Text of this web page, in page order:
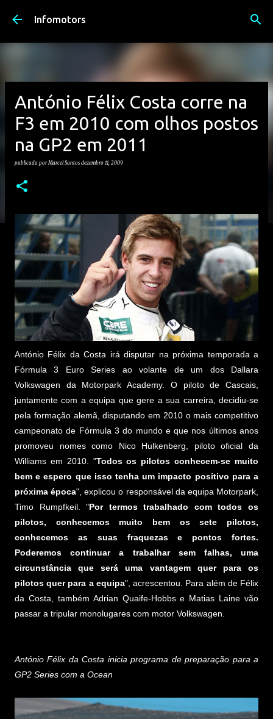
Avançar para o conteúdo principal
Infomotors
António Félix Costa corre na
F3 em 2010 com olhos postos
na GP2 em 2011
publicada porMarcel Santos dezembro 11, 2009
António Félix da Costa irá disputar na próxima temporada a
Fórmula 3 Euro Series ao volante de um dos Dallara
Volkswagen da Motorpark Academy. O piloto de Cascais,
juntamente com a equipa que gere a sua carreira, decidiu-se
pela formação alemã, disputando em 2010 o mais competitivo
campeonato de Fórmula 3 do mundo e que nos últimos anos
promoveu nomes como Nico Hulkenberg, piloto oficial da
Williams em 2010. "Todos os pilotos conhecem-se muito
bem e espero que isso tenha um impacto positivo para a
próxima época", explicou o responsável da equipa Motorpark,
Timo Rumpfkeil. "Por termos trabalhado com todos os
pilotos, conhecemos muito bem os sete pilotos,
conhecemos as suas fraquezas e pontos fortes.
Poderemos continuar a trabalhar sem falhas, uma
circunstância que será uma vantagem quer para os
pilotos quer para a equipa", acrescentou. Para além de Félix
da Costa, também Adrian Quaife-Hobbs e Matias Laine vão
passar a tripular monolugares com motor Volkswagen.
António Félix da Costa inicia programa de preparação para a
GP2 Series com a Ocean